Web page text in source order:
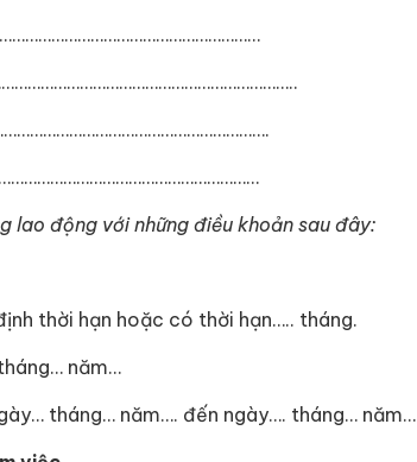
lao động với những điều khoản sau đây:
thời hạn hoặc có thời hạn….. tháng.
năm…
tháng… năm…. đến ngày…. tháng… năm…